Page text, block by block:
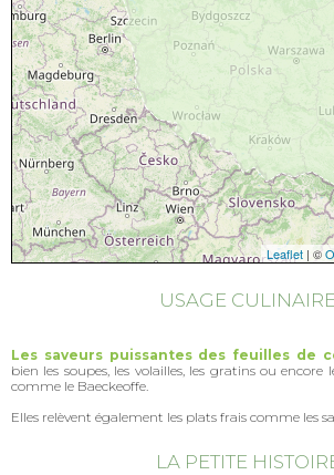
Leaflet | ©
USAGE CULINAIRE
Les saveurs puissantes des feuilles de
bien les soupes, les volailles, les gratins ou
comme le Baeckeoffe.
Elles relèvent également les plats frais comme les
LA PETITE